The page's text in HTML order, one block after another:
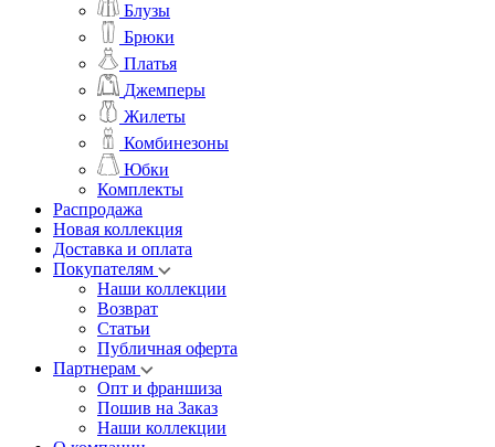
Блузы
Брюки
Платья
Джемперы
Жилеты
Комбинезоны
Юбки
Комплекты
Распродажа
Новая коллекция
Доставка и оплата
Покупателям
Наши коллекции
Возврат
Статьи
Публичная оферта
Партнерам
Опт и франшиза
Пошив на Заказ
Наши коллекции